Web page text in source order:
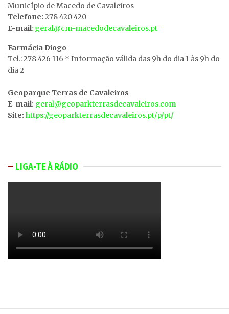
MunicÍpio de Macedo de Cavaleiros
Telefone: 278 420 420
E-mail: geral@cm-macedodecavaleiros.pt
Farmácia Diogo
Tel.: 278 426 116 * Informação válida das 9h do dia 1 às 9h do
dia 2
Geoparque Terras de Cavaleiros
E-mail: geral@geoparkterrasdecavaleiros.com
Site: https://geoparkterrasdecavaleiros.pt/p/pt/
LIGA-TE À RÁDIO